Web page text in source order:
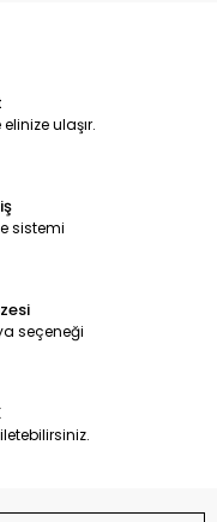
ulaşır.
sistemi
seçeneği